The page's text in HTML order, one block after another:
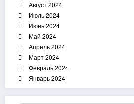
Август 2024
Июль 2024
Июнь 2024
Май 2024
Апрель 2024
Март 2024
Февраль 2024
Январь 2024